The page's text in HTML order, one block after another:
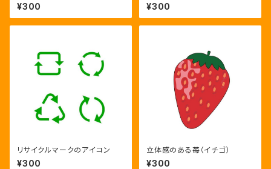
¥300 ¥300
リサイクルマークのアイコン
¥300
立体感のある苺（イチゴ）
¥300